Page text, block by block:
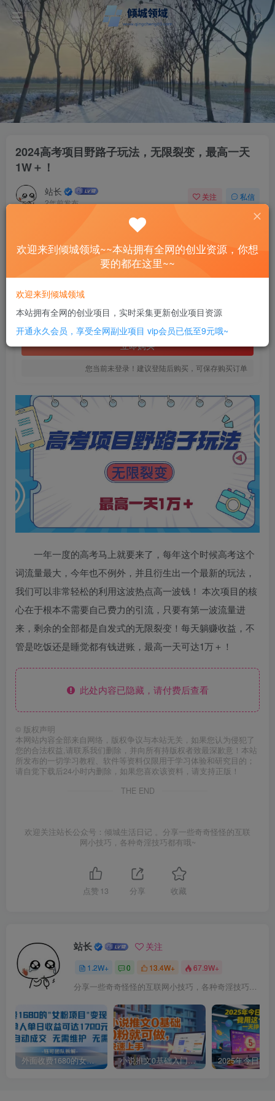
2024高考项目野路子玩法，无限裂变，最高一天
1W＋！
站长
2年前发布
关注 私信
2024高考项目野路子玩法，无限裂变，最高一天1W＋！
此内容为付费资源，请付费后查看
SVIP全站会员 免费
立即购买
您当前未登录！建议登陆后购买，可保存购买订单
一年一度的高考马上就要来了，每年这个时候高考这个
词流量最大，今年也不例外，并且衍生出一个最新的玩法，
我们可以非常轻松的利用这波热点高一波钱！ 本次项目的核
心在于根本不需要自己费力的引流，只要有第一波流量进
来，剩余的全部都是自发式的无限裂变！每天躺赚收益，不
管是吃饭还是睡觉都有钱进账，最高一天可达1万＋！
此处内容已隐藏，请付费后查看
© 版权声明
本网站内容全部来自网络，版权争议与本站无关，如果您认为侵犯了
您的合法权益,请联系我们删除，并向所有持版权者致最深歉意！本站
所发布的一切学习教程、软件等资料仅限用于学习体验和研究目的；
请自觉下载后24小时内删除，如果您喜欢该资料，请支持正版！
THE END
欢迎关注站长公众号：倾城生活日记 。分享一些奇奇怪怪的互联
网小技巧，各种奇淫技巧都有哦~
点赞 13 分享 收藏
站长 关注
1.2W+ 0 13.4W+ 67.9W+
分享一些奇奇怪怪的互联网小技巧，各种奇淫技巧都在本站。
外面收费1680的女粉项目变现，单人单日收益可达1.7k，全自动成交无需维护 小说推文0基础入门教程，0粉就可做，快速上手
欢迎来到倾城领域~~本站拥有全网的创业资源，你想
要的都在这里~~
欢迎来到倾城领域
本站拥有全网的创业项目，实时采集更新创业项目资源
开通永久会员，享受全网副业项目 vip会员已低至9元哦~